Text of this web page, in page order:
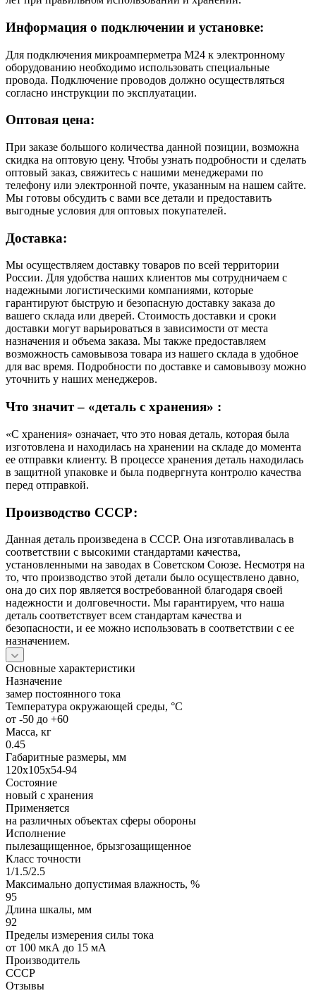
Информация о подключении и установке:
Для подключения микроамперметра М24 к электронному
оборудованию необходимо использовать специальные
провода. Подключение проводов должно осуществляться
согласно инструкции по эксплуатации.
Оптовая цена:
При заказе большого количества данной позиции, возможна
скидка на оптовую цену. Чтобы узнать подробности и сделать
оптовый заказ, свяжитесь с нашими менеджерами по
телефону или электронной почте, указанным на нашем сайте.
Мы готовы обсудить с вами все детали и предоставить
выгодные условия для оптовых покупателей.
Доставка:
Мы осуществляем доставку товаров по всей территории
России. Для удобства наших клиентов мы сотрудничаем с
надежными логистическими компаниями, которые
гарантируют быструю и безопасную доставку заказа до
вашего склада или дверей. Стоимость доставки и сроки
доставки могут варьироваться в зависимости от места
назначения и объема заказа. Мы также предоставляем
возможность самовывоза товара из нашего склада в удобное
для вас время. Подробности по доставке и самовывозу можно
уточнить у наших менеджеров.
Что значит – «деталь с хранения» :
«С хранения» означает, что это новая деталь, которая была
изготовлена и находилась на хранении на складе до момента
ее отправки клиенту. В процессе хранения деталь находилась
в защитной упаковке и была подвергнута контролю качества
перед отправкой.
Производство СССР:
Данная деталь произведена в СССР. Она изготавливалась в
соответствии с высокими стандартами качества,
установленными на заводах в Советском Союзе. Несмотря на
то, что производство этой детали было осуществлено давно,
она до сих пор является востребованной благодаря своей
надежности и долговечности. Мы гарантируем, что наша
деталь соответствует всем стандартам качества и
безопасности, и ее можно использовать в соответствии с ее
назначением.
Основные характеристики
Назначение
замер постоянного тока
Температура окружающей среды, °C
от -50 до +60
Масса, кг
0.45
Габаритные размеры, мм
120x105x54-94
Состояние
новый с хранения
Применяется
на различных объектах сферы обороны
Исполнение
пылезащищенное, брызгозащищенное
Класс точности
1/1.5/2.5
Максимально допустимая влажность, %
95
Длина шкалы, мм
92
Пределы измерения силы тока
от 100 мкА до 15 мА
Производитель
СССР
Отзывы